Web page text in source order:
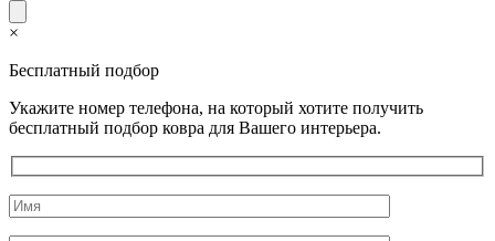
×
Бесплатный подбор
Укажите номер телефона, на который хотите получить
бесплатный подбор ковра для Вашего интерьера.